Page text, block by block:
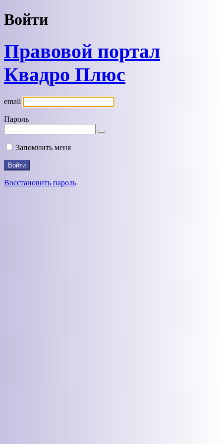
Войти
Правовой портал
Квадро Плюс
email
Пароль
Запомнить меня
Восстановить пароль